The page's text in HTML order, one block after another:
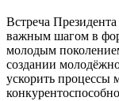
Встреча
важным шагом в
молодым
создании
ускорить процессы